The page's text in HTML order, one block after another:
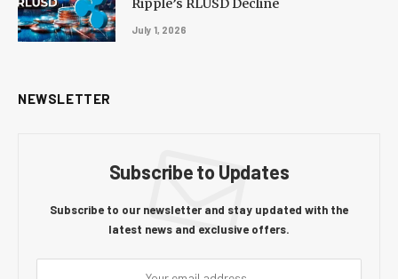
Ripple’s RLUSD Decline
July 1, 2026
NEWSLETTER
Subscribe to Updates
Subscribe to our newsletter and stay updated with the
latest news and exclusive offers.